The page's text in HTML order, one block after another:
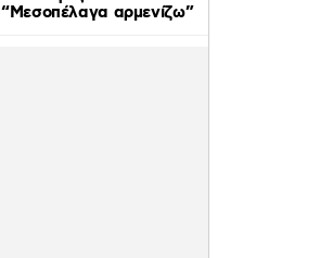
“Μεσοπέλαγα αρμενίζω”